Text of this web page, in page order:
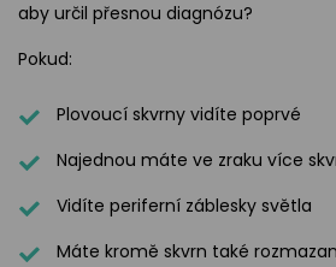
aby určil přesnou diagnózu?
Pokud:
Plovoucí skvrny vidíte poprvé
Najednou máte ve zraku více
Vidíte periferní záblesky světla
Máte kromě skvrn také